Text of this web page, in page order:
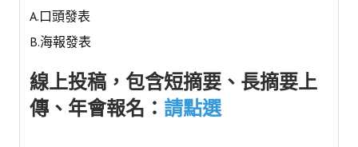
活動照片
活動影片
相關連結
聯絡我們
A.口頭發表
B.海報發表
線上投稿，包含短摘要、長摘要上
傳、年會報名： 請點選